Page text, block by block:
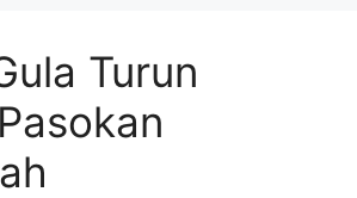
Turun